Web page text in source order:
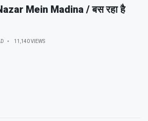
Mein Madina / बस रहा है
11,140 VIEWS